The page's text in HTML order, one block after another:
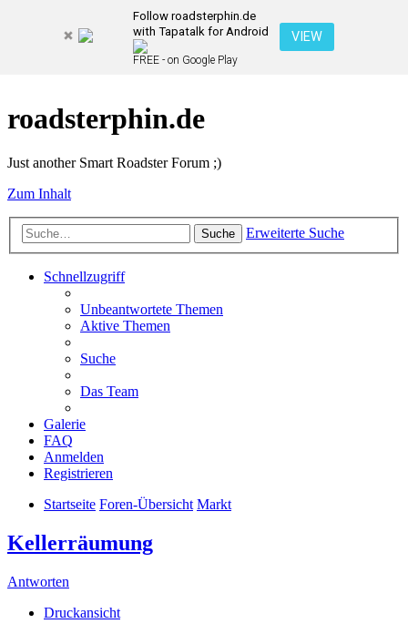
Follow roadsterphin.de
with Tapatalk for Android
FREE - on Google Play
VIEW
roadsterphin.de
Just another Smart Roadster Forum ;)
Zum Inhalt
Suche Erweiterte Suche
Schnellzugriff
Unbeantwortete Themen
Aktive Themen
Suche
Das Team
Galerie
FAQ
Anmelden
Registrieren
Startseite Foren-Übersicht Markt
Kellerräumung
Antworten
Druckansicht